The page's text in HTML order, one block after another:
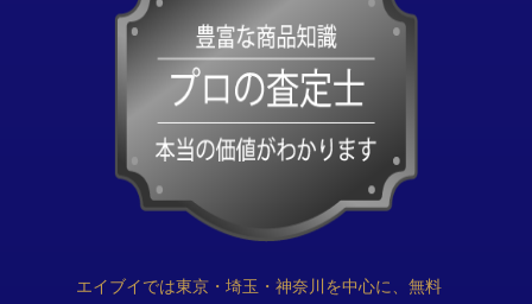
エイブイでは東京・埼玉・神奈川を中心に、無料